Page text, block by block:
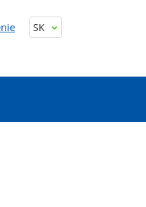
SK